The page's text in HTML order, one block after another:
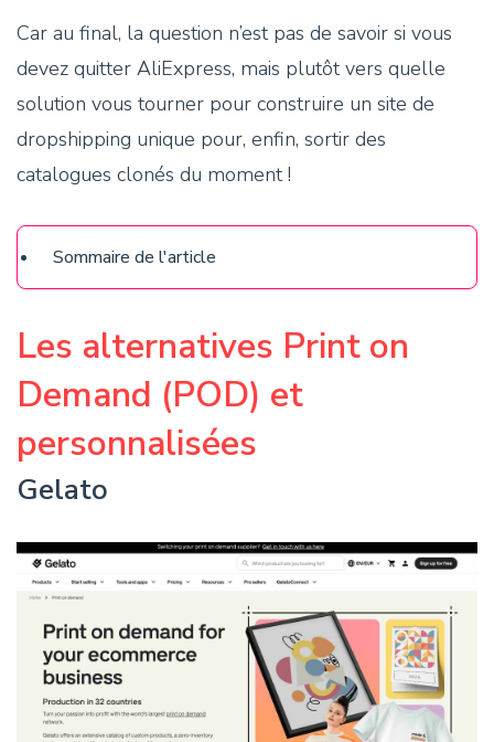
Car au final, la question n’est pas de savoir si vous
devez quitter AliExpress, mais plutôt vers quelle
solution vous tourner pour construire un site de
dropshipping unique pour, enfin, sortir des
catalogues clonés du moment !
Sommaire
Les alternatives Print on
Demand (POD) et
personnalisées
Gelato